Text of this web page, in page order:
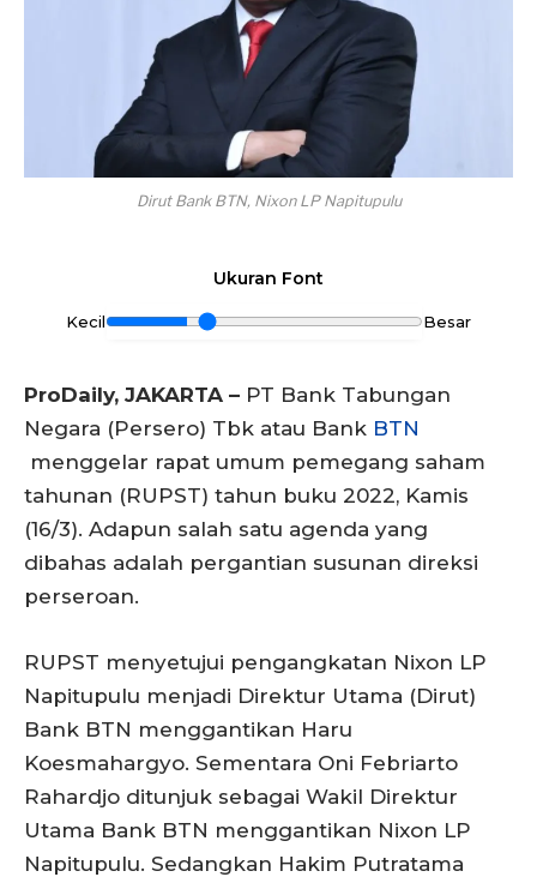
Dirut Bank BTN, Nixon LP Napitupulu
Ukuran Font
Kecil Besar
ProDaily, JAKARTA – PT Bank Tabungan
Negara (Persero) Tbk atau Bank BTN
menggelar rapat umum pemegang saham
tahunan (RUPST) tahun buku 2022, Kamis
(16/3). Adapun salah satu agenda yang
dibahas adalah pergantian susunan direksi
perseroan.
RUPST menyetujui pengangkatan Nixon LP
Napitupulu menjadi Direktur Utama (Dirut)
Bank BTN menggantikan Haru
Koesmahargyo. Sementara Oni Febriarto
Rahardjo ditunjuk sebagai Wakil Direktur
Utama Bank BTN menggantikan Nixon LP
Napitupulu. Sedangkan Hakim Putratama